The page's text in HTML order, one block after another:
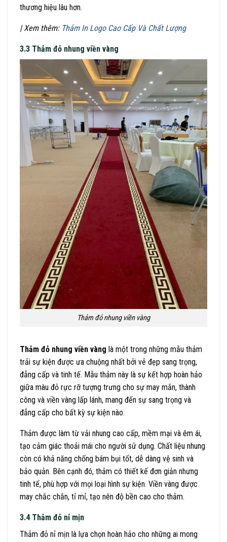
thương hiệu lâu hơn.
| Xem thêm: Thảm In Logo Cao Cấp Và Chất Lượng
3.3 Thảm đỏ nhung viền vàng
Thảm đỏ nhung viền vàng
Thảm đỏ nhung viền vàng là một trong những mẫu thảm
trải sự kiện được ưa chuộng nhất bởi vẻ đẹp sang trọng,
đẳng cấp và tinh tế. Mẫu thảm này là sự kết hợp hoàn hảo
giữa màu đỏ rực rỡ tượng trưng cho sự may mắn, thành
công và viền vàng lấp lánh, mang đến sự sang trọng và
đẳng cấp cho bất kỳ sự kiện nào.
Thảm được làm từ vải nhung cao cấp, mềm mại và êm ái,
tạo cảm giác thoải mái cho người sử dụng. Chất liệu nhung
còn có khả năng chống bám bụi tốt, dễ dàng vệ sinh và
bảo quản. Bên cạnh đó, thảm có thiết kế đơn giản nhưng
tinh tế, phù hợp với mọi loại hình sự kiện. Viền vàng được
may chắc chắn, tỉ mỉ, tạo nên độ bền cao cho thảm.
3.4 Thảm đỏ nỉ mịn
Thảm đỏ nỉ mịn là lựa chọn hoàn hảo cho những ai mong